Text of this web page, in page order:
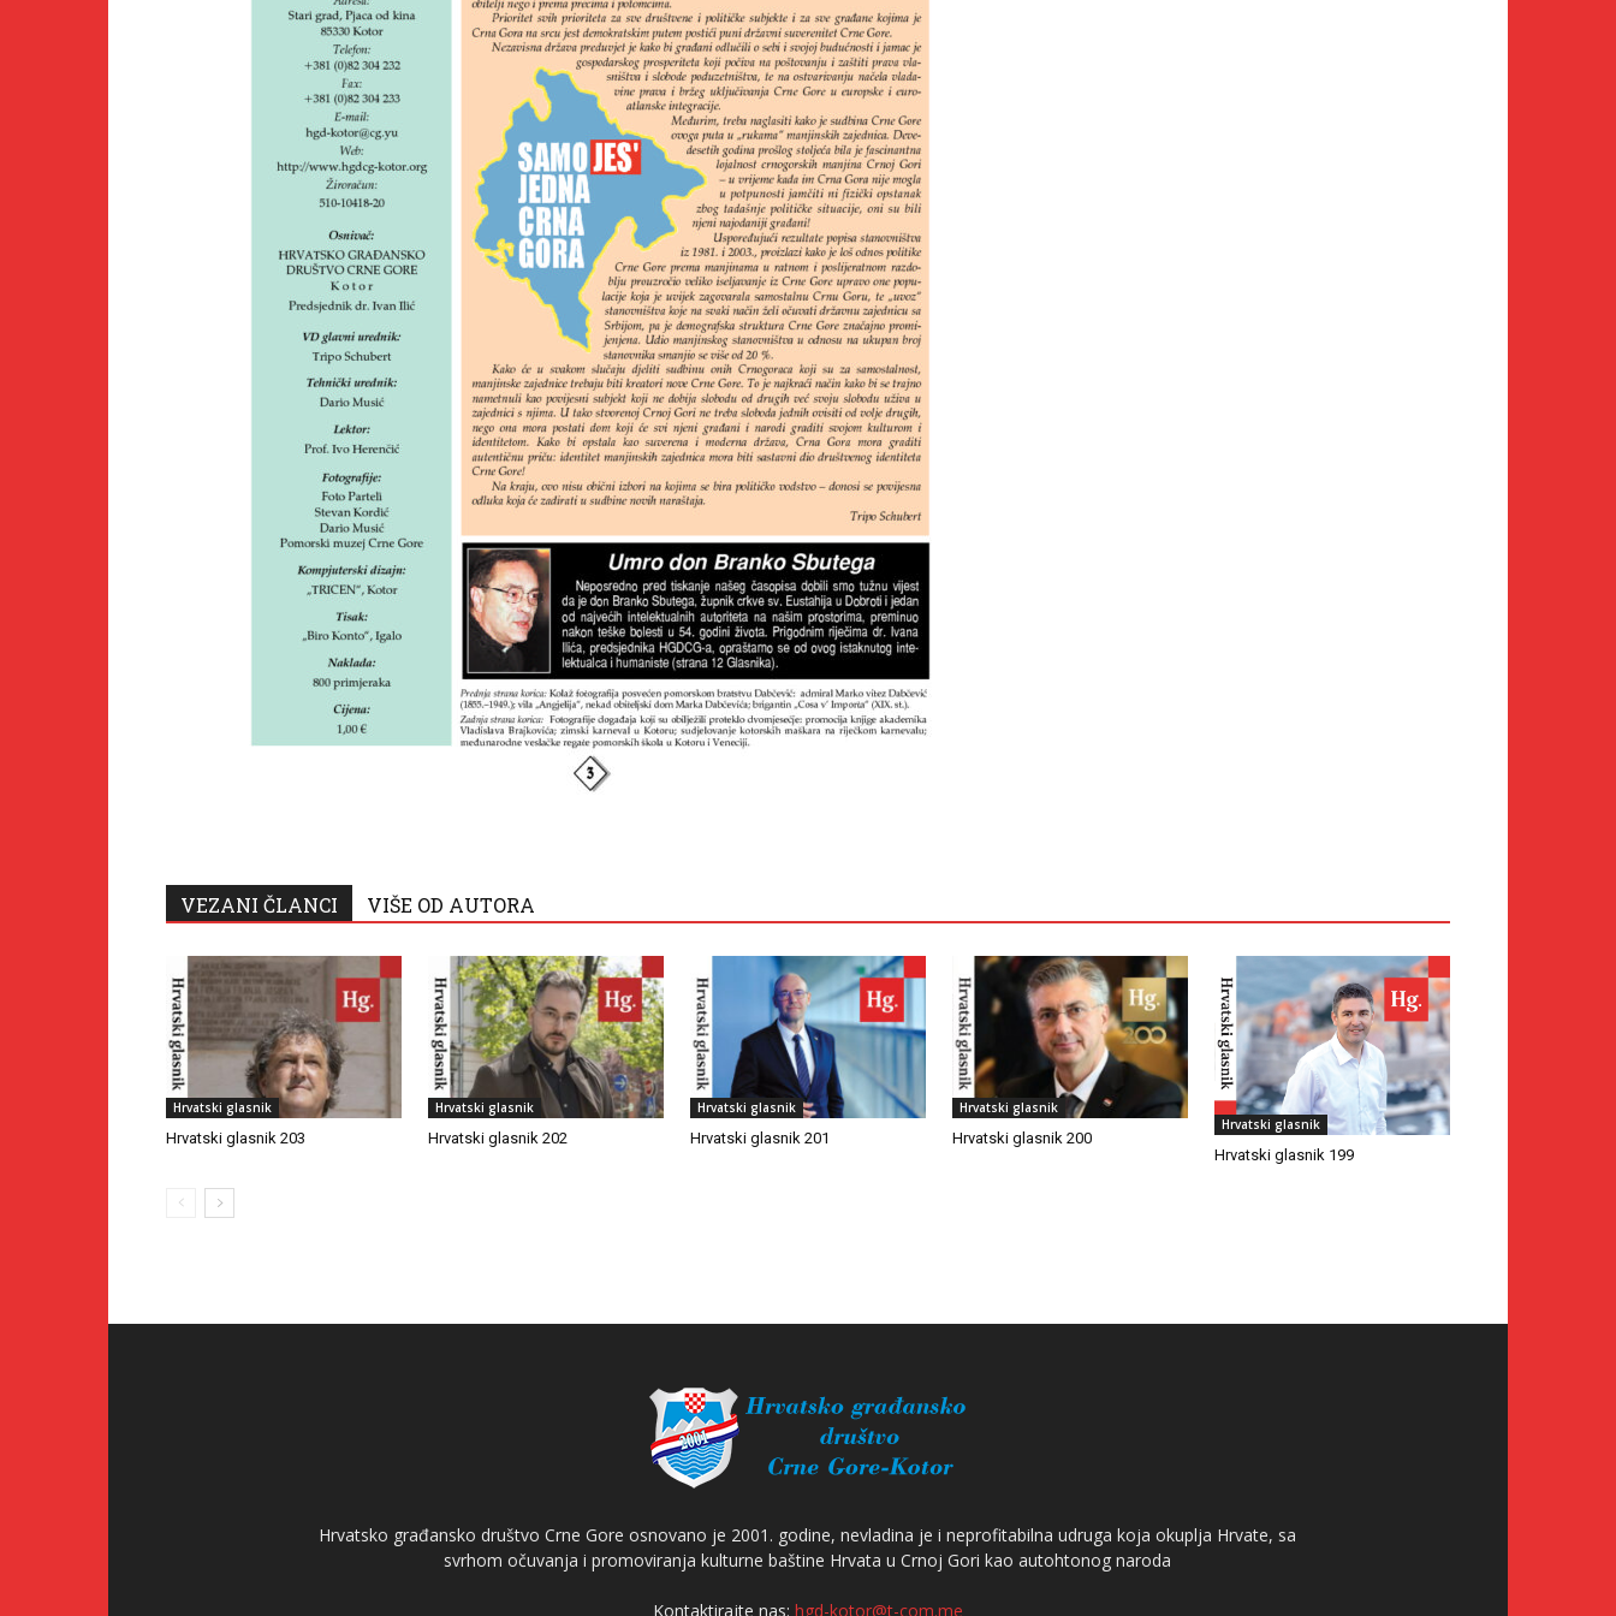
VEZANI ČLANCI VIŠE OD AUTORA
Hrvatski glasnik
Hrvatski glasnik 203
Hrvatski glasnik
Hrvatski glasnik 202
Hrvatski glasnik
Hrvatski glasnik 201
Hrvatski glasnik
Hrvatski glasnik 200
Hrvatski glasnik
Hrvatski glasnik 199
Hrvatsko građansko društvo Crne Gore osnovano je 2001. godine, nevladina je i neprofitabilna udruga koja okuplja Hrvate, sa
svrhom očuvanja i promoviranja kulturne baštine Hrvata u Crnoj Gori kao autohtonog naroda
Kontaktirajte nas: hgd-kotor@t-com.me